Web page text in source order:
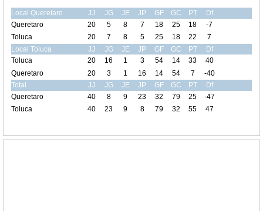
Local Queretaro JJ JG JE JP GF GC PT
Df
Queretaro
20 5 8 7 18 25 18
-7
Toluca
20 7 8 5 25 18 22
7
Local Toluca
JJ JG JE JP GF GC PT
Df
Toluca
20 16 1 3 54 14 33
40
Queretaro
20 3 1 16 14 54 7
-40
Total
JJ JG JE JP GF GC PT
Df
Queretaro
40 8 9 23 32 79 25
-47
Toluca
40 23 9 8 79 32 55 47